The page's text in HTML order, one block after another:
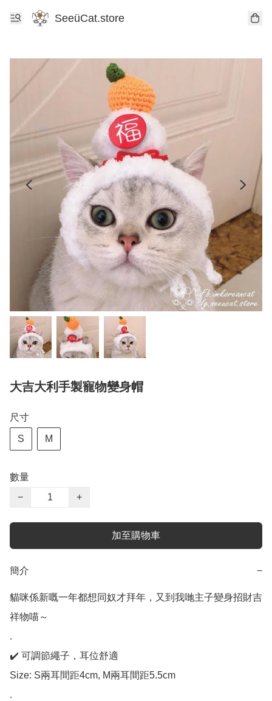
SeeüCat.store
大吉大利手製寵物變身帽
尺寸
S M
數量
−
+
加至購物車
簡介 −
貓咪係新嘅一年都想同奴才拜年，又到我哋主子變身招財吉
祥物喵～
.
✔️ 可調節繩子，耳位舒適
Size: S兩耳間距4cm, M兩耳間距5.5cm
.